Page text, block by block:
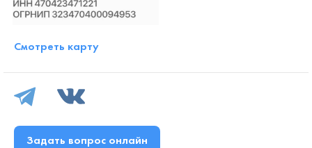
Смотреть карту
Задать вопрос онлайн